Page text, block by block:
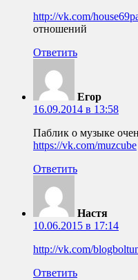
http://vk.com/
отношений
Ответить
Егор
16.09.2014 в 13:58
Паблик о музыке
https://vk.com/muzcube
Ответить
Настя
10.06.2015 в 17:14
http://vk.com/
Ответить